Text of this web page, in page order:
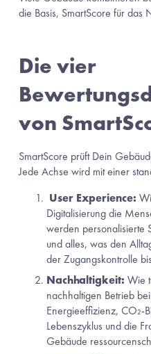
die Basis, SmartScore für das
Die vier
von
SmartScore prüft Dein
Jede Achse wird mit einer
User Experience:
Digitalisierung die
werden personalisierte
und alles, was den
der Zugangskontrolle
Nachhaltigkeit: Wie
nachhaltigen Betrieb
Energieeffizienz, CO₂-
Lebenszyklus und die
Gebäude